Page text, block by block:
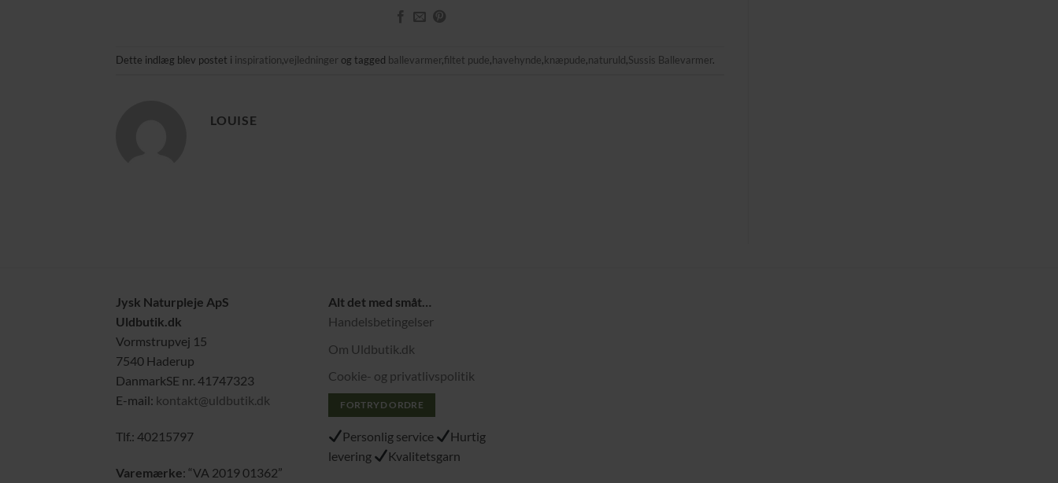
Dette indlæg blev postet i inspiration,vejledninger og tagged ballevarmer,filtet pude,havehynde,knæpude,naturuld,Sussis Ballevarmer.
LOUISE
Jysk Naturpleje ApS
Uldbutik.dk
Vormstrupvej 15
7540 Haderup
DanmarkSE nr. 41747323
E-mail: kontakt@uldbutik.dk
Tlf.: 40215797
Varemærke: “VA 2019 01362”
Alt det med småt…
Handelsbetingelser
Om Uldbutik.dk
Cookie- og privatlivspolitik
FORTRYD ORDRE
Personlig service
Hurtig
levering
Kvalitetsgarn